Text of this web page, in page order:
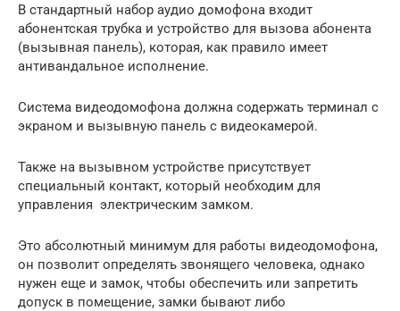
В стандартный набор аудио домофона входит
абонентская трубка и устройство для вызова абонента
(вызывная панель), которая, как правило имеет
антивандальное исполнение.
Система видеодомофона должна содержать терминал с
экраном и вызывную панель с видеокамерой.
Также на вызывном устройстве присутствует
специальный контакт, который необходим для
управления электрическим замком.
Это абсолютный минимум для работы видеодомофона,
он позволит определять звонящего человека, однако
нужен еще и замок, чтобы обеспечить или запретить
допуск в помещение, замки бывают либо